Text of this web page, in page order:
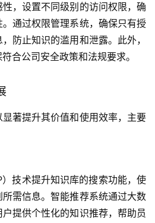
，设置不同级别的访问权限，确
通过权限管理系统，确保只有授
防止知识的滥用和泄露。此外，
合公司安全政策和法规要求。
著提升其价值和使用效率，主要
技术提升知识库的搜索功能，使
需信息。智能推荐系统通过大数
提供个性化的知识推荐，帮助员